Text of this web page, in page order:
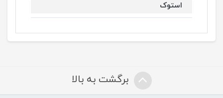
استوک
برگشت به بالا